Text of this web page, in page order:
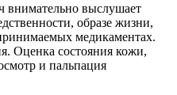
внимательно выслушает
образе жизни,
медикаментах.
Оценка состояния кожи,
и пальпация